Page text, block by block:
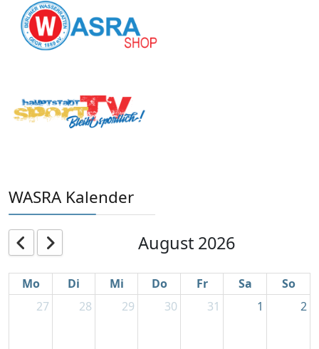
WASRA Kalender
August 2026
Mo Di Mi Do Fr Sa
So
27
28 29 30 31 1 2